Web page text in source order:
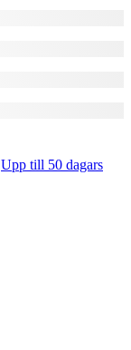
Upp till 50 dagars